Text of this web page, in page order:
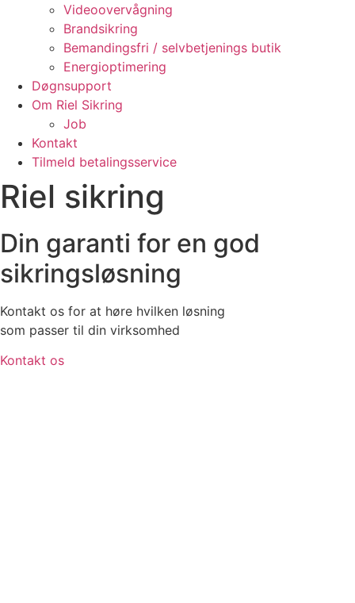
Videoovervågning
Brandsikring
Bemandingsfri / selvbetjenings butik
Energioptimering
Døgnsupport
Om Riel Sikring
Job
Kontakt
Tilmeld betalingsservice
Riel sikring
Din garanti for en god
sikringsløsning
Kontakt os for at høre hvilken løsning
som passer til din virksomhed
Kontakt os